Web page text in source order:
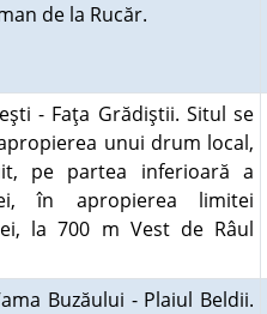
de la Rucăr.
- Faţa Grădiştii. Situl se
unui drum local,
pe partea inferioară a
în apropierea limitei
la 700 m Vest de Râul
Buzăului - Plaiul Beldii.